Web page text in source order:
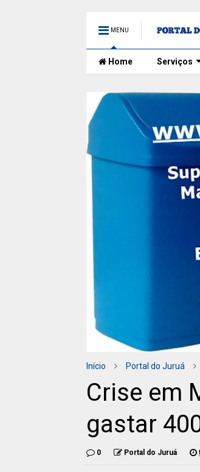
MENU
Home Serviços
Início Portal do Juruá
Crise em
gastar
0 Portal do Juruá